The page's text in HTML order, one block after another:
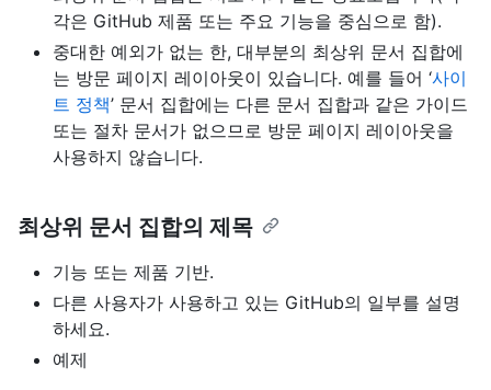
각은 GitHub 제품 또는 주요 기능을 중심으로 함).
중대한 예외가 없는 한, 대부분의 최상위 문서 집합에
는 방문 페이지 레이아웃이 있습니다. 예를 들어 ‘사이
트 정책’ 문서 집합에는 다른 문서 집합과 같은 가이드
또는 절차 문서가 없으므로 방문 페이지 레이아웃을
사용하지 않습니다.
최상위 문서 집합의 제목
기능 또는 제품 기반.
다른 사용자가 사용하고 있는 GitHub의 일부를 설명
하세요.
예제